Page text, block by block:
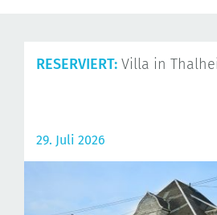
RESERVIERT: Villa in
29. Juli 2026